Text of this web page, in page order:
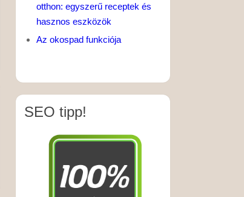
otthon: egyszerű receptek és
hasznos eszközök
Az okospad funkciója
SEO tipp!